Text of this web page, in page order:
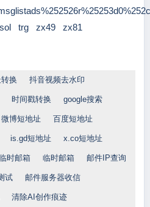
sol trg zx49
zx81
换 抖音视频去水印
时间戳转换 google搜索
微博短地址 百度短地址
is.gd短地址 x.co短地址
时邮箱 临时邮箱 邮件IP查询
试 邮件服务器收信
清除AI创作痕迹